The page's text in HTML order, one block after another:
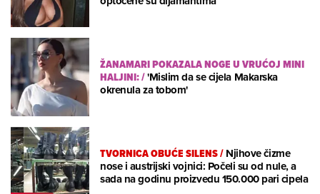
ŽANAMARI POKAZALA NOGE U VRUĆOJ MINI
HALJINI:/'Mislim da se cijela Makarska
okrenula za tobom'
TVORNICA OBUĆE SILENS/Njihove čizme
nose i austrijski vojnici: Počeli su od nule, a
sada na godinu proizvedu 150.000 pari cipela